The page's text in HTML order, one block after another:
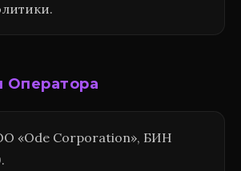
Оператора
«Ode Corporation», БИН